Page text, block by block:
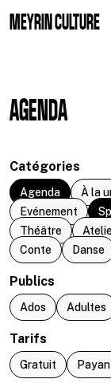
MEYRIN CULTURE
AGENDA
Catégories
Agenda À la
Evénement
Théâtre
Conte
Danse
Publics
Ados Adultes
Tarifs
Gratuit